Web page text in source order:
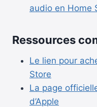
audio en Home
Ressources
Le lien pour
Store
La page
d’Apple